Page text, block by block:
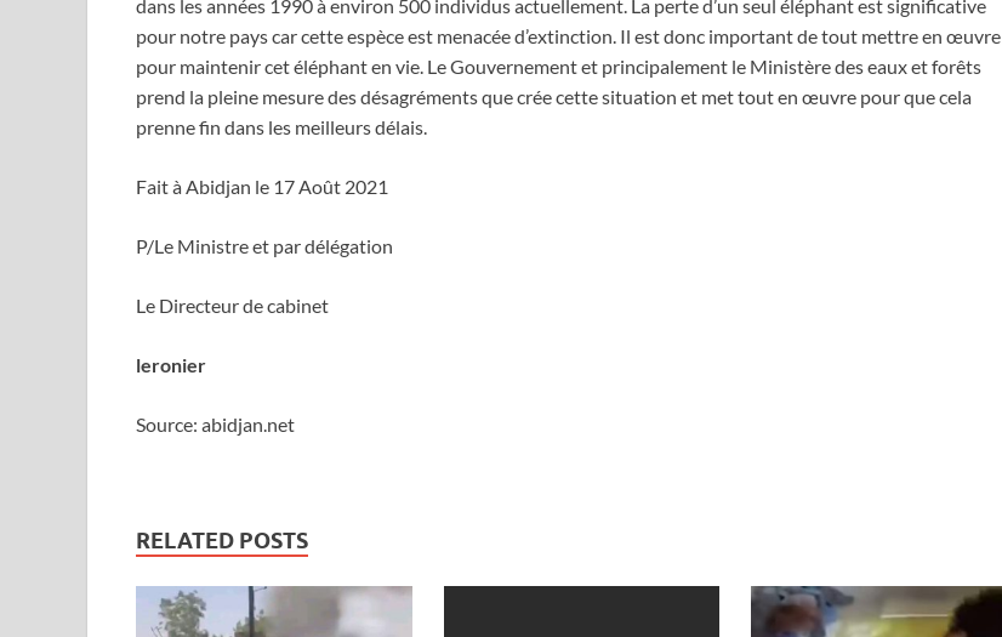
dans les années 1990 à environ 500 individus actuellement. La perte d’un seul éléphant est significative
pour notre pays car cette espèce est menacée d’extinction. Il est donc important de tout mettre en œuvre
pour maintenir cet éléphant en vie. Le Gouvernement et principalement le Ministère des eaux et forêts
prend la pleine mesure des désagréments que crée cette situation et met tout en œuvre pour que cela
prenne fin dans les meilleurs délais.
Fait à Abidjan le 17 Août 2021
P/Le Ministre et par délégation
Le Directeur de cabinet
leronier
Source: abidjan.net
RELATED POSTS